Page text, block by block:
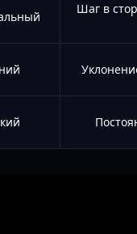
Шаг в